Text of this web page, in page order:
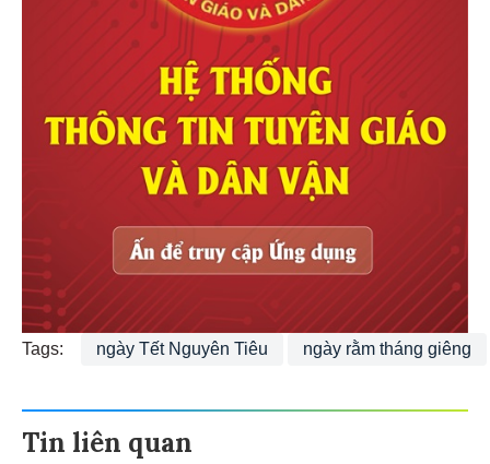
Tags: ngày Tết Nguyên Tiêu ngày rằm tháng giêng
Tin liên quan